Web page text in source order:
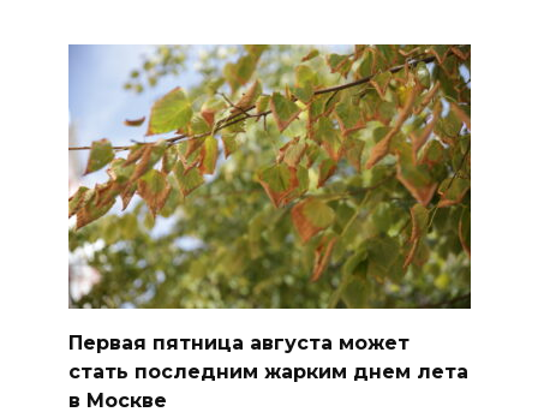
Первая пятница августа может
стать последним жарким днем лета
в Москве